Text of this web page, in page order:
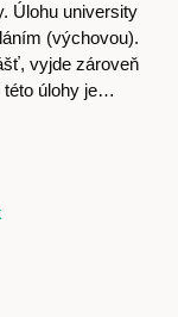
Úlohu university
(výchovou).
vyjde zároveň
této úlohy je…